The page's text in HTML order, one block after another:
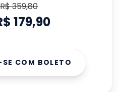
R$ 359,80
179,90
COM BOLETO